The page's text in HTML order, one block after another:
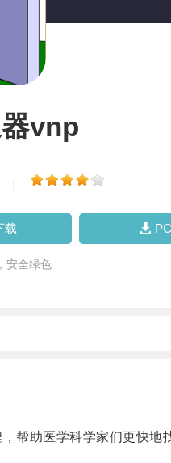
vnp
载
安全绿色
助医学科学家们更快地